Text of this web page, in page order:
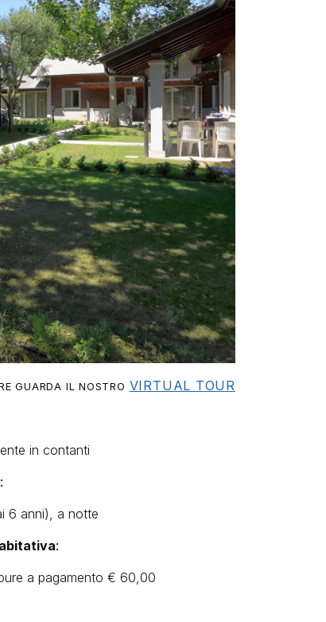
GUARDA IL NOSTRO VIRTUAL TOUR
in contanti
:
6 anni), a notte
a:
a pagamento € 60,00